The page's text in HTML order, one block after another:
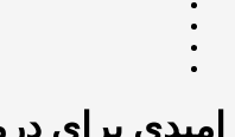
امیدی برای